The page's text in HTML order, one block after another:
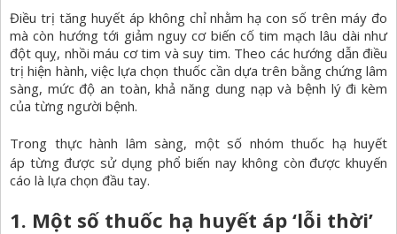
Điều trị tăng huyết áp không chỉ nhằm hạ con số trên máy đo
mà còn hướng tới giảm nguy cơ biến cố tim mạch lâu dài như
đột quỵ, nhồi máu cơ tim và suy tim. Theo các hướng dẫn điều
trị hiện hành, việc lựa chọn thuốc cần dựa trên bằng chứng lâm
sàng, mức độ an toàn, khả năng dung nạp và bệnh lý đi kèm
của từng người bệnh.
Trong thực hành lâm sàng, một số nhóm thuốc hạ huyết
áp từng được sử dụng phổ biến nay không còn được khuyến
cáo là lựa chọn đầu tay.
1. Một số thuốc hạ huyết áp ‘lỗi thời’